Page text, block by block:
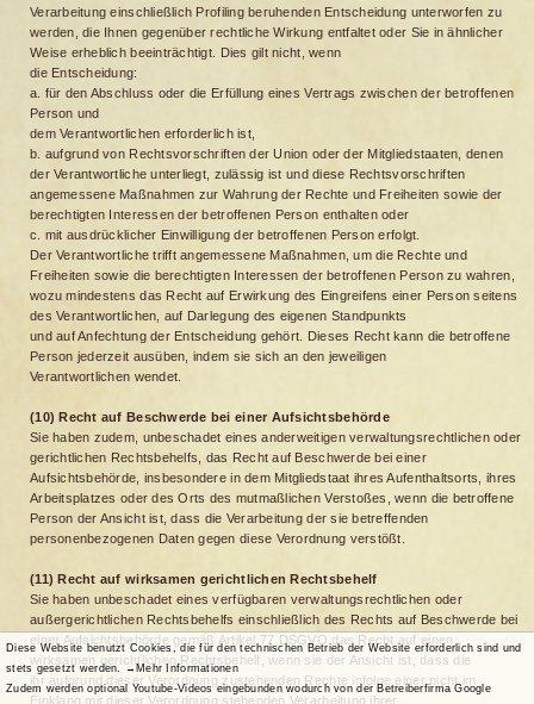
Verarbeitung einschließlich Profiling beruhenden Entscheidung unterworfen zu
werden, die Ihnen gegenüber rechtliche Wirkung entfaltet oder Sie in ähnlicher
Weise erheblich beeinträchtigt. Dies gilt nicht, wenn
die Entscheidung:
a. für den Abschluss oder die Erfüllung eines Vertrags zwischen der betroffenen
Person und
dem Verantwortlichen erforderlich ist,
b. aufgrund von Rechtsvorschriften der Union oder der Mitgliedstaaten, denen
der Verantwortliche unterliegt, zulässig ist und diese Rechtsvorschriften
angemessene Maßnahmen zur Wahrung der Rechte und Freiheiten sowie der
berechtigten Interessen der betroffenen Person enthalten oder
c. mit ausdrücklicher Einwilligung der betroffenen Person erfolgt.
Der Verantwortliche trifft angemessene Maßnahmen, um die Rechte und
Freiheiten sowie die berechtigten Interessen der betroffenen Person zu wahren,
wozu mindestens das Recht auf Erwirkung des Eingreifens einer Person seitens
des Verantwortlichen, auf Darlegung des eigenen Standpunkts
und auf Anfechtung der Entscheidung gehört. Dieses Recht kann die betroffene
Person jederzeit ausüben, indem sie sich an den jeweiligen
Verantwortlichen wendet.
(10) Recht auf Beschwerde bei einer Aufsichtsbehörde
Sie haben zudem, unbeschadet eines anderweitigen verwaltungsrechtlichen oder
gerichtlichen Rechtsbehelfs, das Recht auf Beschwerde bei einer
Aufsichtsbehörde, insbesondere in dem Mitgliedstaat ihres Aufenthaltsorts, ihres
Arbeitsplatzes oder des Orts des mutmaßlichen Verstoßes, wenn die betroffene
Person der Ansicht ist, dass die Verarbeitung der sie betreffenden
personenbezogenen Daten gegen diese Verordnung verstößt.
(11) Recht auf wirksamen gerichtlichen Rechtsbehelf
Sie haben unbeschadet eines verfügbaren verwaltungsrechtlichen oder
außergerichtlichen Rechtsbehelfs einschließlich des Rechts auf Beschwerde bei
einer Aufsichtsbehörde gemäß Artikel 77 DSGVO das Recht auf einen
wirksamen gerichtlichen Rechtsbehelf, wenn sie der Ansicht ist, dass die
ihr aufgrund dieser Verordnung zustehenden Rechte infolge einer nicht im
Einklang mit dieser Verordnung stehenden Verarbeitung ihrer
Diese Website benutzt Cookies, die für den technischen Betrieb der Website erforderlich sind und
stets gesetzt werden. →Mehr Informationen
Zudem werden optional Youtube-Videos eingebunden wodurch von der Betreiberfirma Google